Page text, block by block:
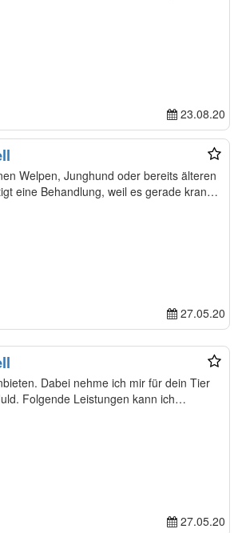
23.08.20
eine Behandlung, weil es gerade krank
27.05.20
Dabei nehme ich mir für dein Tier
so viel Zeit wie nötig. Ohne Stress und Zwang, mit viel Geduld. Folgende Leistungen kann ich…
27.05.20